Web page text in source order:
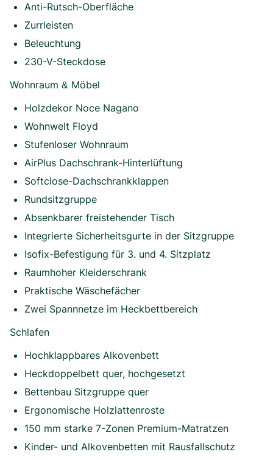
Anti-Rutsch-Oberfläche
Zurrleisten
Beleuchtung
230-V-Steckdose
Wohnraum & Möbel
Holzdekor Noce Nagano
Wohnwelt Floyd
Stufenloser Wohnraum
AirPlus Dachschrank-Hinterlüftung
Softclose-Dachschrankklappen
Rundsitzgruppe
Absenkbarer freistehender Tisch
Integrierte Sicherheitsgurte in der Sitzgruppe
Isofix-Befestigung für 3. und 4. Sitzplatz
Raumhoher Kleiderschrank
Praktische Wäschefächer
Zwei Spannnetze im Heckbettbereich
Schlafen
Hochklappbares Alkovenbett
Heckdoppelbett quer, hochgesetzt
Bettenbau Sitzgruppe quer
Ergonomische Holzlattenroste
150 mm starke 7-Zonen Premium-Matratzen
Kinder- und Alkovenbetten mit Rausfallschutz